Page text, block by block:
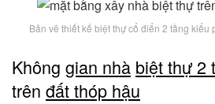
Bản vẽ thiết kế biệt thự cổ điển 2 tầng kiểu
Không gian nhà biệt thự 2
trên đất thóp hậu